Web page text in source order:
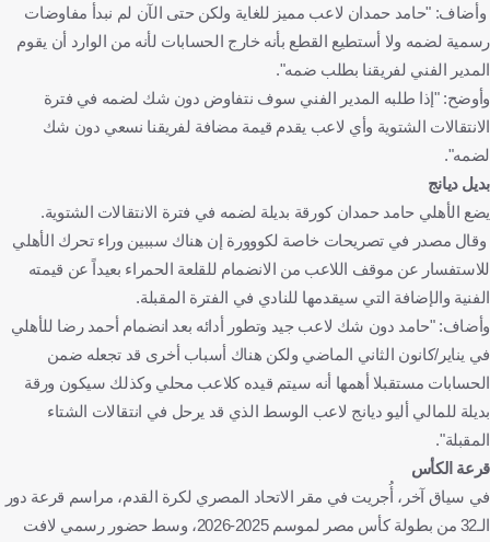
وأضاف: "حامد حمدان لاعب مميز للغاية ولكن حتى الآن لم نبدأ مفاوضات
رسمية لضمه ولا أستطيع القطع بأنه خارج الحسابات لأنه من الوارد أن يقوم
المدير الفني لفريقنا بطلب ضمه".
وأوضح: "إذا طلبه المدير الفني سوف نتفاوض دون شك لضمه في فترة
الانتقالات الشتوية وأي لاعب يقدم قيمة مضافة لفريقنا نسعي دون شك
لضمه".
بديل ديانج
يضع الأهلي حامد حمدان كورقة بديلة لضمه في فترة الانتقالات الشتوية.
وقال مصدر في تصريحات خاصة لكووورة إن هناك سببين وراء تحرك الأهلي
للاستفسار عن موقف اللاعب من الانضمام للقلعة الحمراء بعيداً عن قيمته
الفنية والإضافة التي سيقدمها للنادي في الفترة المقبلة.
وأضاف: "حامد دون شك لاعب جيد وتطور أدائه بعد انضمام أحمد رضا للأهلي
في يناير/كانون الثاني الماضي ولكن هناك أسباب أخرى قد تجعله ضمن
الحسابات مستقبلا أهمها أنه سيتم قيده كلاعب محلي وكذلك سيكون ورقة
بديلة للمالي أليو ديانج لاعب الوسط الذي قد يرحل في انتقالات الشتاء
المقبلة".
قرعة الكأس
في سياق آخر، أُجريت في مقر الاتحاد المصري لكرة القدم، مراسم قرعة دور
الـ32 من بطولة كأس مصر لموسم 2025-2026، وسط حضور رسمي لافت